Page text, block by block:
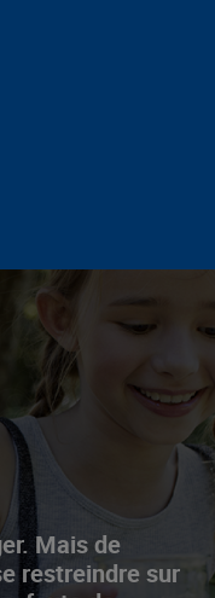
Mais de
restreindre sur